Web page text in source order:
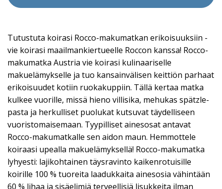
Tutustuta koirasi Rocco-makumatkan erikoisuuksiin -
vie koirasi maailmankiertueelle Roccon kanssa! Rocco-
makumatka Austria vie koirasi kulinaariselle
makuelämykselle ja tuo kansainvälisen keittiön parhaat
erikoisuudet kotiin ruokakuppiin. Tällä kertaa matka
kulkee vuorille, missä hieno villisika, mehukas spätzle-
pasta ja herkulliset puolukat kutsuvat täydelliseen
vuoristomaisemaan. Tyypilliset ainesosat antavat
Rocco-makumatkalle sen aidon maun. Hemmottele
koiraasi upealla makuelämyksellä! Rocco-makumatka
lyhyesti: lajikohtainen täysravinto kaikenrotuisille
koirille 100 % tuoreita laadukkaita ainesosia vähintään
60 % lihaa ja sisäelimiä terveellisiä lisukkeita ilman